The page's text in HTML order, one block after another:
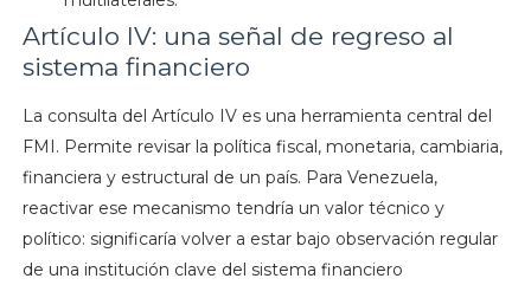
Artículo IV: una señal de regreso al
sistema financiero
La consulta del Artículo IV es una herramienta central del
FMI. Permite revisar la política fiscal, monetaria, cambiaria,
financiera y estructural de un país. Para Venezuela,
reactivar ese mecanismo tendría un valor técnico y
político: significaría volver a estar bajo observación regular
de una institución clave del sistema financiero